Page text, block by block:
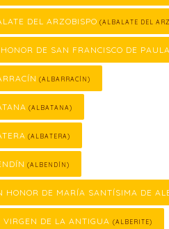
DEL ARZOBISPO (ALBALATE DEL
DE SAN FRANCISCO DE
(ALBARRACÍN)
(ALBATANA)
(ALBATERA)
(ALBENDÍN)
HONOR DE MARÍA SANTÍSIMA DE
VIRGEN DE LA ANTIGUA (ALBERITE)